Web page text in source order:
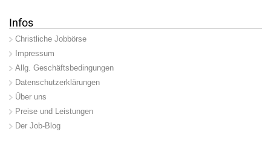
Infos
Christliche Jobbörse
Impressum
Allg. Geschäftsbedingungen
Datenschutzerklärungen
Über uns
Preise und Leistungen
Der Job-Blog